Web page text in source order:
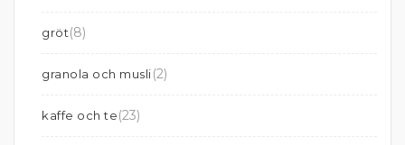
gröt(8)
granola och musli(2)
kaffe och te(23)